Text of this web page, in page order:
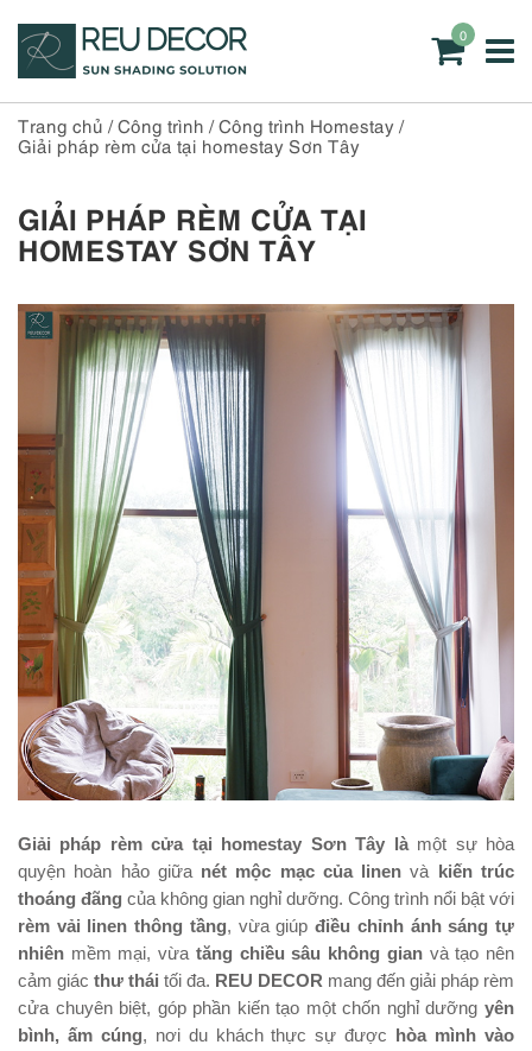
0
Trang chủ /Công trình /Công trình Homestay /
Giải pháp rèm cửa tại homestay Sơn Tây
GIẢI PHÁP RÈM CỬA TẠI
HOMESTAY SƠN TÂY
Giải pháp rèm cửa tại homestay Sơn Tây làmột sự hòa
quyện hoàn hảo giữa nét mộc mạc của linen và kiến trúc
thoáng đãng của không gian nghỉ dưỡng. Công trình nổi bật với
rèm vải linen thông tầng, vừa giúpđiều chỉnh ánh sáng tự
nhiên mềm mại, vừa tăng chiều sâu không gianvà tạo nên
cảm giác thư thái tối đa. REU DECOR mang đến giải pháp rèm
cửa chuyên biệt, góp phần kiến tạo một chốn nghỉ dưỡng yên
bình, ấm cúng, nơi du khách thực sự được hòa mình vào